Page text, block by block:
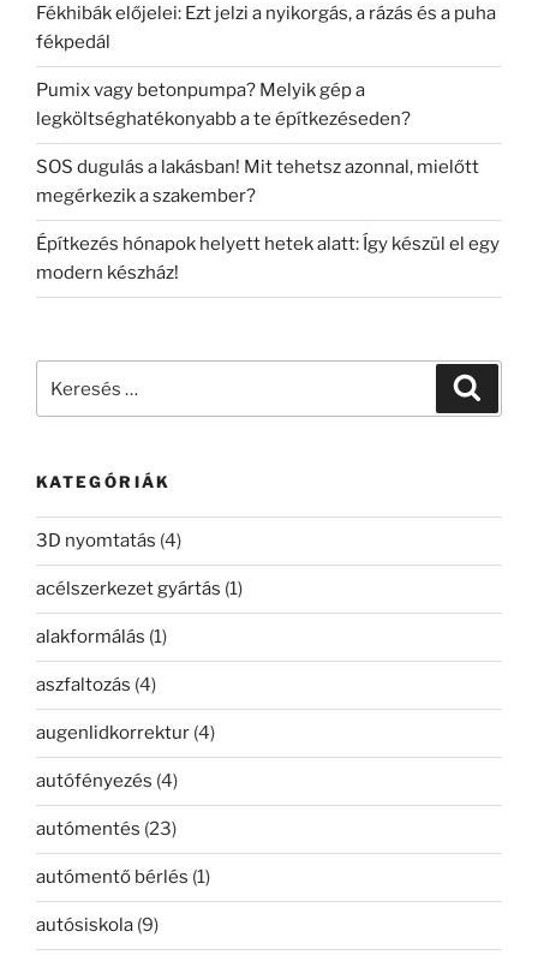
Fékhibák előjelei: Ezt jelzi a nyikorgás, a rázás és a puha
fékpedál
Pumix vagy betonpumpa? Melyik gép a
legköltséghatékonyabb a te építkezéseden?
SOS dugulás a lakásban! Mit tehetsz azonnal, mielőtt
megérkezik a szakember?
Építkezés hónapok helyett hetek alatt: Így készül el egy
modern készház!
KATEGÓRIÁK
3D nyomtatás (4)
acélszerkezet gyártás (1)
alakformálás (1)
aszfaltozás (4)
augenlidkorrektur (4)
autófényezés (4)
autómentés (23)
autómentő bérlés (1)
autósiskola (9)